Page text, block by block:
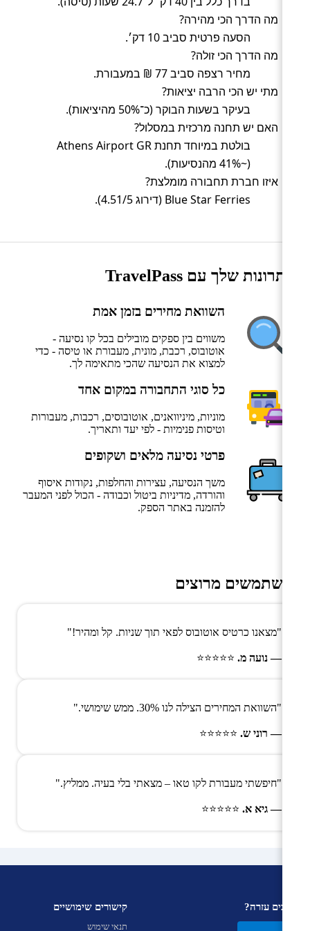
מה הדרך הכי מהירה?
הסעה פרטית סביב 10 דק׳.
מה הדרך הכי זולה?
מחיר רצפה סביב 77 ₪ במעבורת.
מתי יש הכי הרבה יציאות?
בעיקר בשעות הבוקר (כ־50% מהיציאות).
האם יש תחנה מרכזית במסלול?
בולטת במיוחד תחנת Athens Airport GR
(~41% מהנסיעות).
איזו חברת תחבורה מומלצת?
Blue Star Ferries (דירוג 4.51/5).
היתרונות שלך עם TravelPass
השוואת מחירים בזמן אמת
משווים בין ספקים מובילים בכל קו נסיעה -
אוטובוס, רכבת, מונית, מעבורת או טיסה - כדי
למצוא את הנסיעה שהכי מתאימה לך.
כל סוגי התחבורה במקום אחד
מוניות, מיניוואנים, אוטובוסים, רכבות, מעבורות
וטיסות פנימיות - לפי יעד ותאריך.
פרטי נסיעה מלאים ושקופים
משך הנסיעה, עצירות והחלפות, נקודות איסוף
והורדה, מדיניות ביטול וכבודה - הכול לפני המעבר
להזמנה באתר הספק.
משתמשים מרוצים
"מצאנו כרטיס אוטובוס לפאי תוך שניות. קל ומהיר!"
— נועה מ. ⭐⭐⭐⭐⭐
"השוואת המחירים הצילה לנו 30%. ממש שימושי."
— רוני ש. ⭐⭐⭐⭐⭐
"חיפשתי מעבורת לקו טאו – מצאתי בלי בעיה. ממליץ."
— גיא א. ⭐⭐⭐⭐⭐
צריכים עזרה? קישורים שימושיים
תנאי שימוש